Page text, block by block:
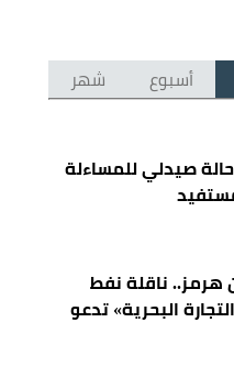
أسبوع شهر
صيدلي للمساءلة
هرمز.. ناقلة نفط
البحرية» تدعو